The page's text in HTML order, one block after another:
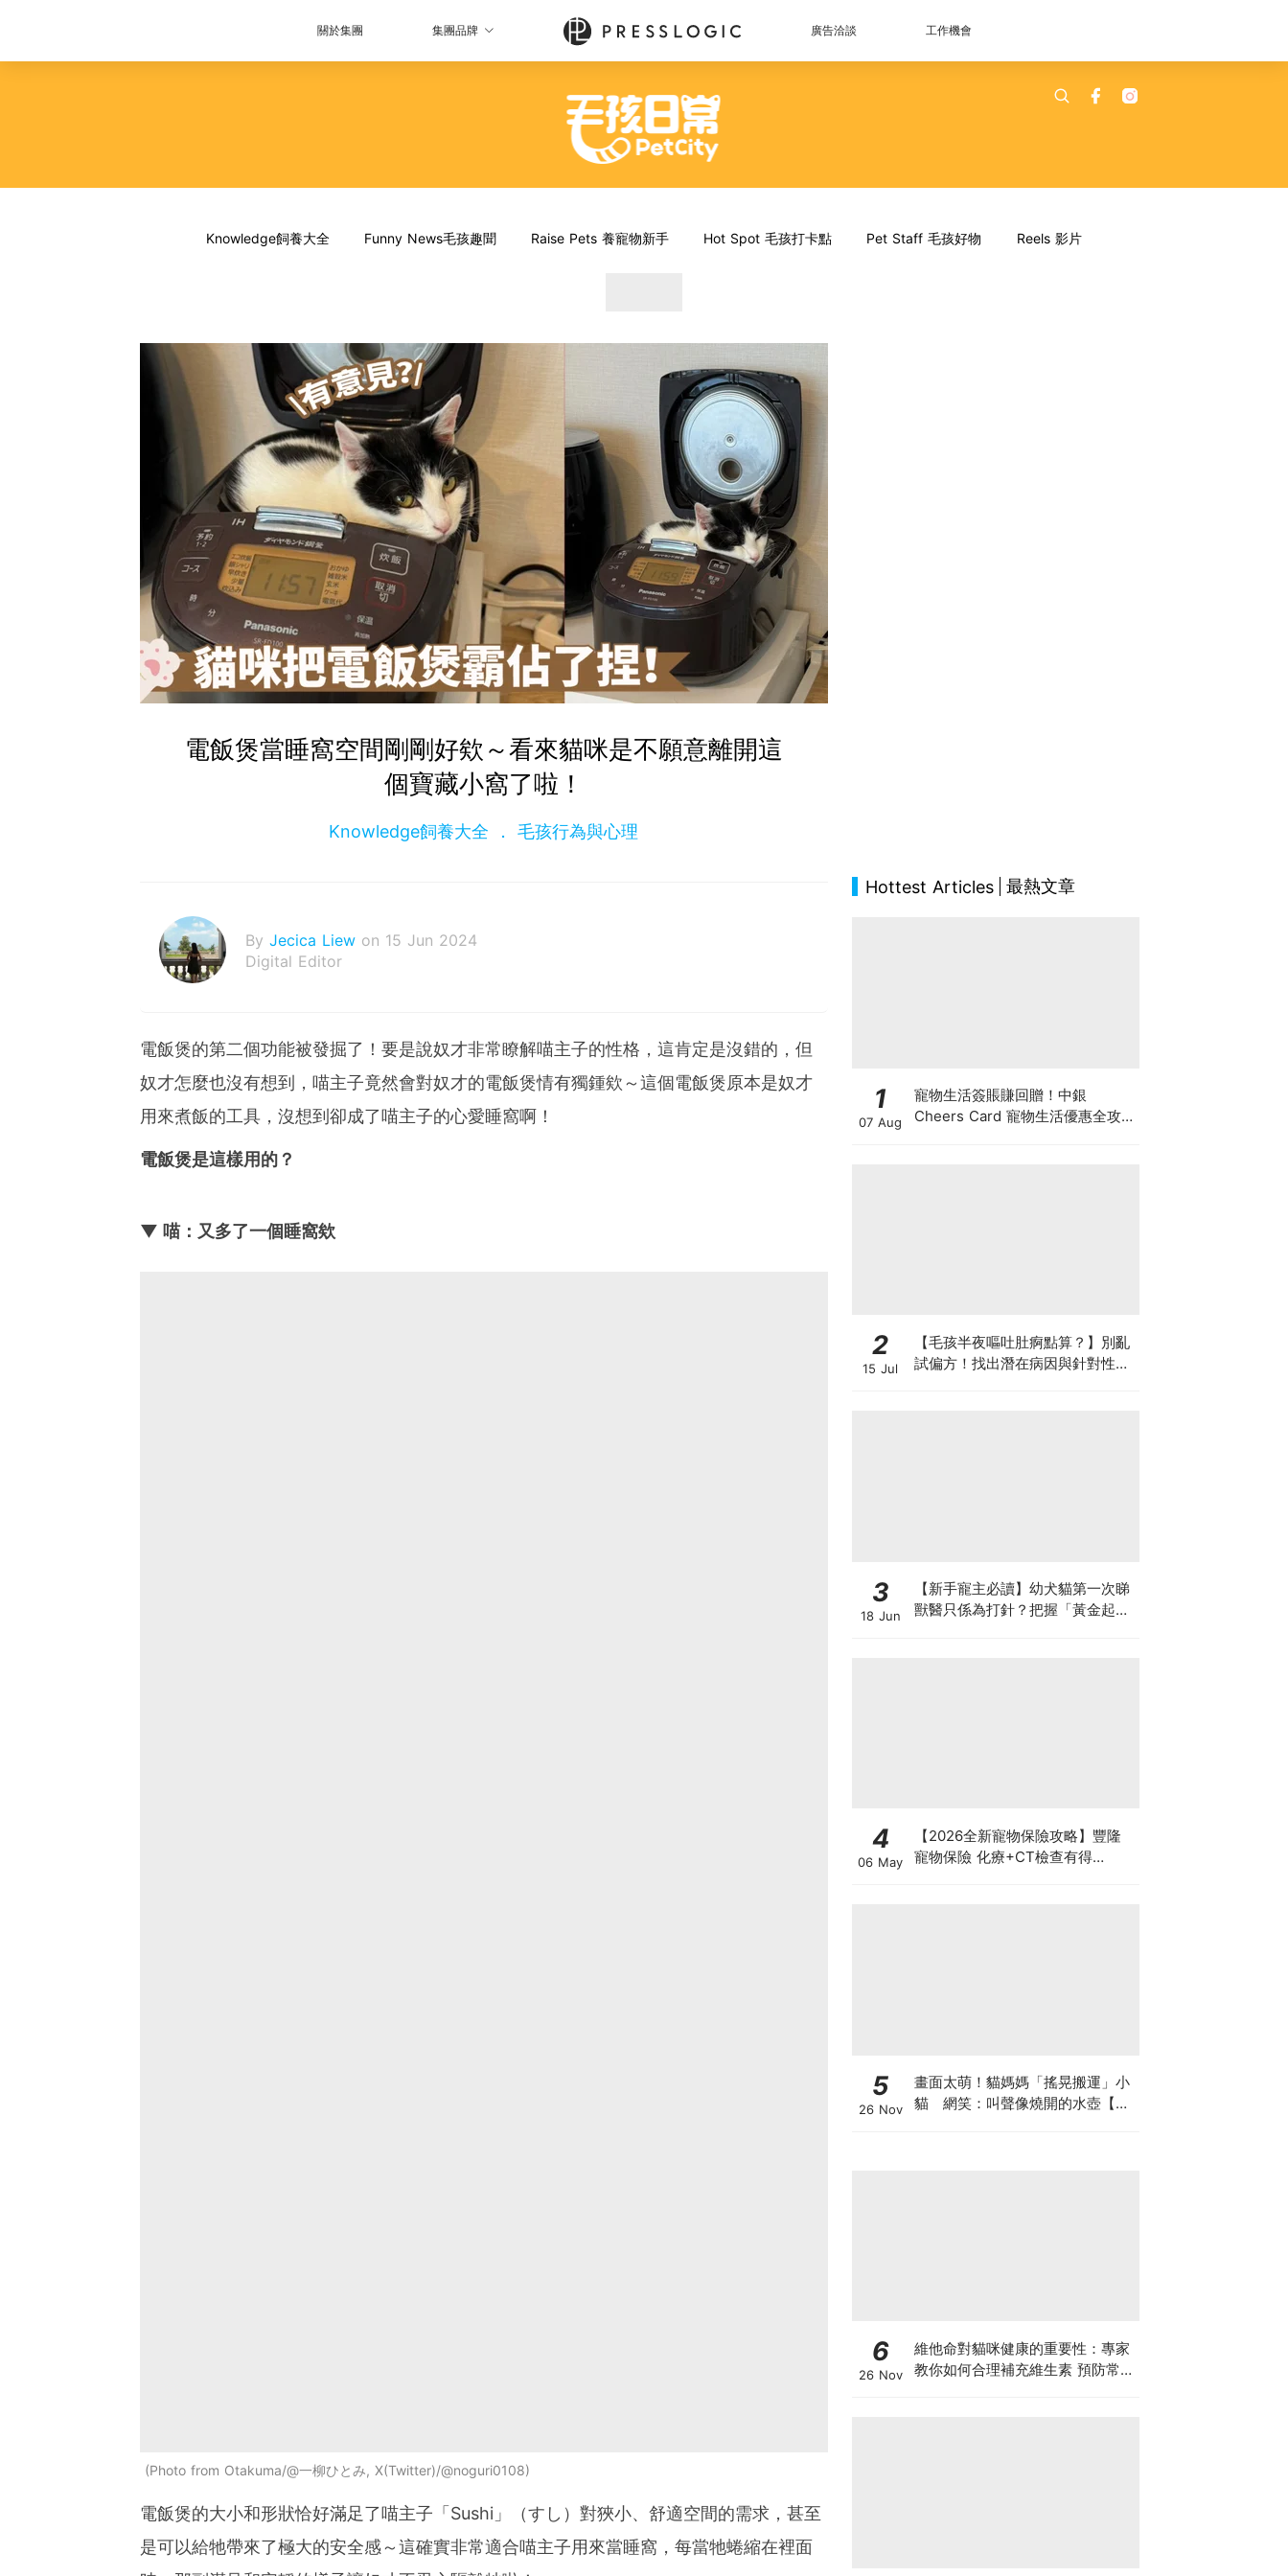
關於集團 集團品牌 廣告洽談 工作機會
Knowledge飼養大全 Funny News毛孩趣聞 Raise Pets 養寵物新手 Hot Spot 毛孩打卡點 Pet Staff 毛孩好物 Reels 影片
電飯煲當睡窩空間剛剛好欸～看來貓咪是不願意離開這
個寶藏小窩了啦！
Knowledge飼養大全 毛孩行為與心理
By Jecica Liew on 15 Jun 2024
Digital Editor
電飯煲的第二個功能被發掘了！要是說奴才非常瞭解喵主子的性格，這肯定是沒錯的，但
奴才怎麼也沒有想到，喵主子竟然會對奴才的電飯煲情有獨鍾欸～這個電飯煲原本是奴才
用來煮飯的工具，沒想到卻成了喵主子的心愛睡窩啊！
電飯煲是這樣用的？
▼ 喵：又多了一個睡窩欸
Photo from Otakuma/@一柳ひとみ, X(Twitter)/@noguri0108
電飯煲的大小和形狀恰好滿足了喵主子「Sushi」（すし）對狹小、舒適空間的需求，甚至
是可以給牠帶來了極大的安全感～這確實非常適合喵主子用來當睡窩，每當牠蜷縮在裡面
Hottest Articles 最熱文章
1
07 Aug
寵物生活簽賬賺回贈！中銀
Cheers Card 寵物生活優惠全攻
2
15 Jul
【毛孩半夜嘔吐肚痾點算？】別亂
試偏方！找出潛在病因與針對性營
3
18 Jun
【新手寵主必讀】幼犬貓第一次睇
獸醫只係為打針？把握「黃金起跑
4
06 May
【2026全新寵物保險攻略】豐隆
寵物保險 化療+CT檢查有得
5
26 Nov
畫面太萌！貓媽媽「搖晃搬運」小
貓 網笑：叫聲像燒開的水壺【有
6
26 Nov
維他命對貓咪健康的重要性：專家
教你如何合理補充維生素 預防常見